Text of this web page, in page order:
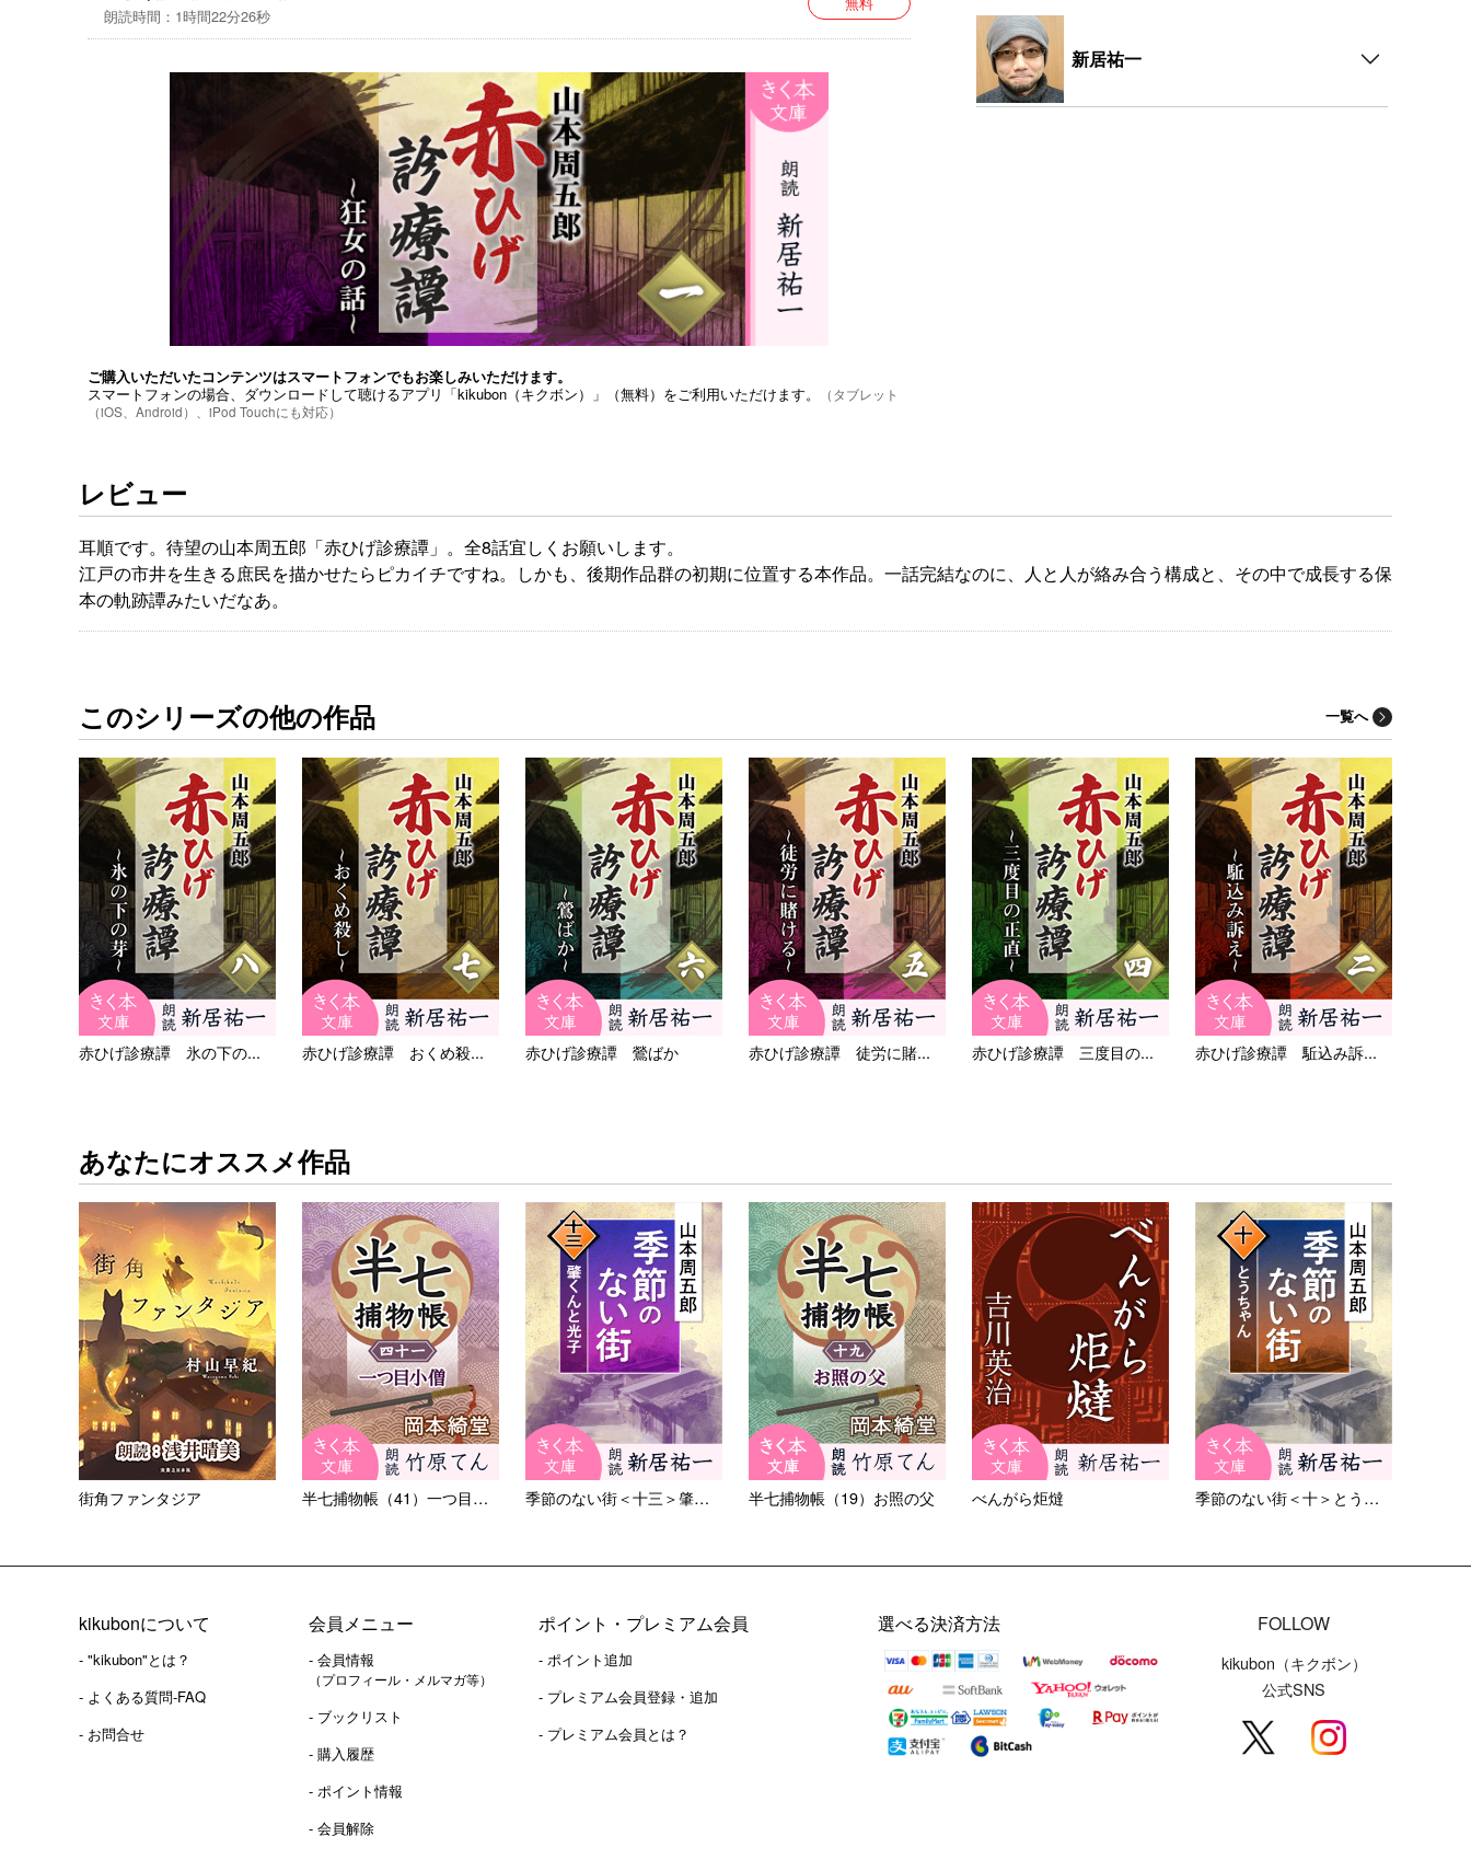
朗読時間：1時間22分26秒
ご購入いただいたコンテンツはスマートフォンでもお楽しみいただけます。
スマートフォンの場合、ダウンロードして聴けるアプリ「kikubon（キクボン）」（無料）をご利用いただけます。
（タブレット
（iOS、Android）、iPod Touchにも対応）
新居祐一
レビュー
耳順です。待望の山本周五郎「赤ひげ診療譚」。全8話宜しくお願いします。
江戸の市井を生きる庶民を描かせたらピカイチですね。しかも、後期作品群の初期に位置する本作品。一話完結なのに、人と人が絡み合う構成と、その中で成長する保
本の軌跡譚みたいだなあ。
このシリーズの他の作品 一覧へ
赤ひげ診療譚 氷の下の... 赤ひげ診療譚 おくめ殺... 赤ひげ診療譚 鶯ばか 赤ひげ診療譚 徒労に賭... 赤ひげ診療譚 三度目の... 赤ひげ診療譚 駈込み訴...
あなたにオススメ作品
街角ファンタジア 半七捕物帳（41）一つ目小僧 季節のない街＜十三＞肇くんと... 半七捕物帳（19）お照の父 べんがら炬燵 季節のない街＜十＞とうちゃん
kikubonについて
- "kikubon"とは？
- よくある質問-FAQ
- お問合せ
会員メニュー
- 会員情報
（プロフィール・メルマガ等）
- ブックリスト
- 購入履歴
- ポイント情報
- 会員解除
ポイント・プレミアム会員
- ポイント追加
- プレミアム会員登録・追加
- プレミアム会員とは？
FOLLOW
kikubon（キクボン）
公式SNS
選べる決済方法